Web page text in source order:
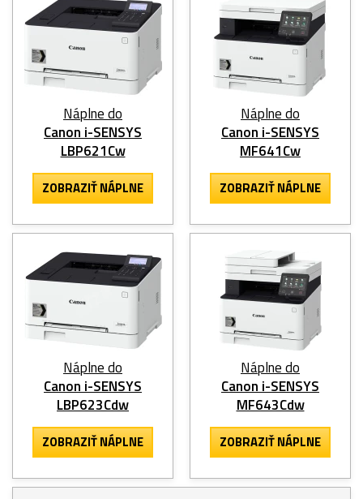
Náplne do
Canon i-SENSYS
LBP621Cw
ZOBRAZIŤ NÁPLNE
Náplne do
Canon i-SENSYS
MF641Cw
ZOBRAZIŤ NÁPLNE
Náplne do
Canon i-SENSYS
LBP623Cdw
ZOBRAZIŤ NÁPLNE
Náplne do
Canon i-SENSYS
MF643Cdw
ZOBRAZIŤ NÁPLNE